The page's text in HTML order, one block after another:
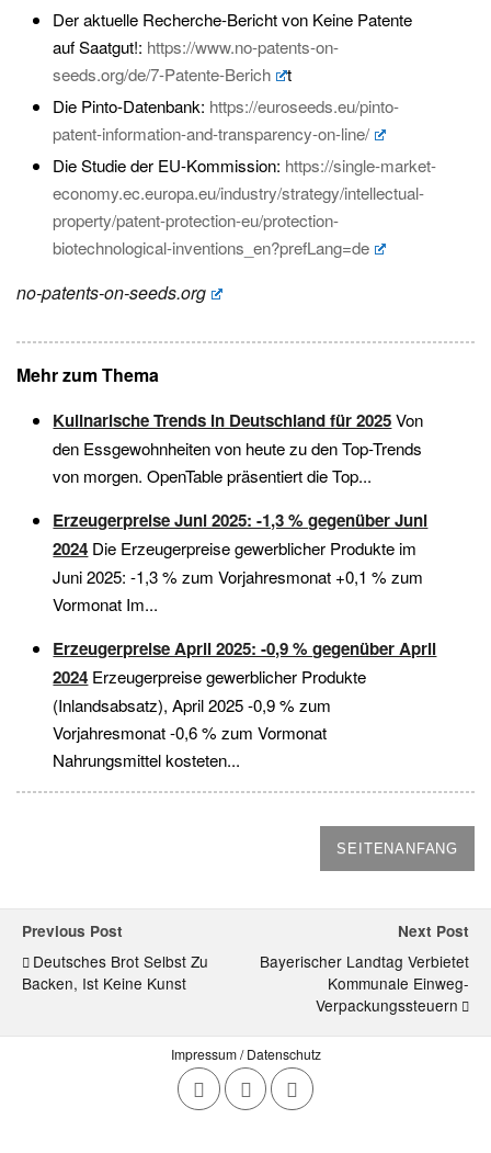
Der aktuelle Recherche-Bericht von Keine Patente
auf Saatgut!: https://www.no-patents-on-
seeds.org/de/7-Patente-Berich
t
Die Pinto-Datenbank: https://euroseeds.eu/pinto-
patent-information-and-transparency-on-line/
Die Studie der EU-Kommission: https://single-market-
economy.ec.europa.eu/industry/strategy/intellectual-
property/patent-protection-eu/protection-
biotechnological-inventions_en?prefLang=de
no-patents-on-seeds.org
Mehr zum Thema
Kulinarische Trends in Deutschland für 2025Von
den Essgewohnheiten von heute zu den Top-Trends
von morgen. OpenTable präsentiert die Top...
Erzeugerpreise Juni 2025: -1,3 % gegenüber Juni
2024 Die Erzeugerpreise gewerblicher Produkte im
Juni 2025: -1,3 % zum Vorjahresmonat +0,1 % zum
Vormonat Im...
Erzeugerpreise April 2025: -0,9 % gegenüber April
2024 Erzeugerpreise gewerblicher Produkte
(Inlandsabsatz), April 2025 -0,9 % zum
Vorjahresmonat -0,6 % zum Vormonat
Nahrungsmittel kosteten...
SEITENANFANG
Previous Post
Deutsches Brot Selbst Zu
Backen, Ist Keine Kunst
Next Post
Bayerischer Landtag Verbietet
Kommunale Einweg-
Verpackungssteuern
Impressum / Datenschutz